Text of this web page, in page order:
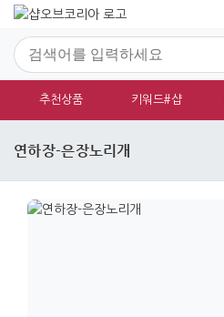
추천상품 키워드#샵
연하장-은장노리개